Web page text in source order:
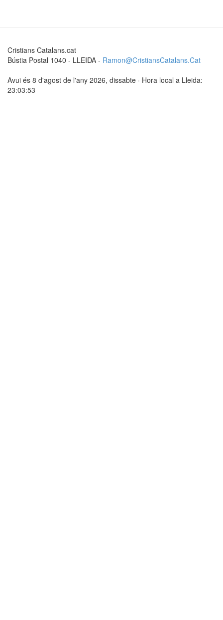
Cristians Catalans.cat
Bústia Postal 1040 - LLEIDA - Ramon@CristiansCatalans.Cat
Avui és 8 d'agost de l'any 2026, dissabte · Hora local a Lleida:
23:03:53